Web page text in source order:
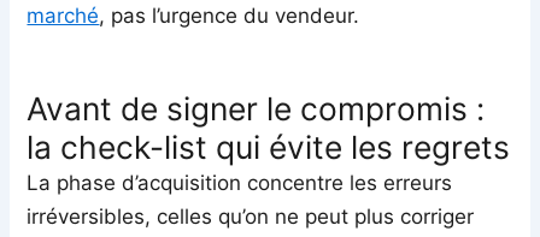
marché, pas l’urgence du vendeur.
Avant de signer le compromis :
la check-list qui évite les regrets
La phase d’acquisition concentre les erreurs
irréversibles, celles qu’on ne peut plus corriger